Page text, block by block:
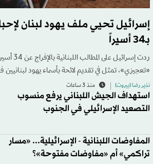
إسرائيل تحيي ملف يهود لبنان
بـ34 أسيراً
ردت
«تعجيزي»، تمثل في تقديم لائحة بأسماء يهود لبنانيين
نذير رضا (بيروت) منذ 3 ساعات
استهداف الجيش اللبناني يرفع منسوب
التصعيد الإسرائيلي في الجنوب
المفاوضات اللبنانية - الإسرائيلية... «مسار
تراكمي» أم «مفاوضات مفتوحة»؟